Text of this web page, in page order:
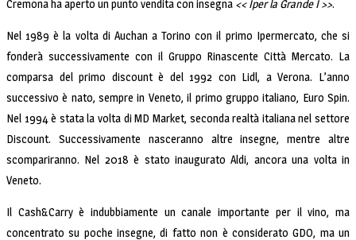
Cremona ha aperto un punto vendita con insegna << Iper la Grande I >>.
Nel 1989 è la volta di Auchan a Torino con il primo Ipermercato, che si
fonderà successivamente con il Gruppo Rinascente Città Mercato. La
comparsa del primo discount è del 1992 con Lidl, a Verona. L’anno
successivo è nato, sempre in Veneto, il primo gruppo italiano, Euro Spin.
Nel 1994 è stata la volta di MD Market, seconda realtà italiana nel settore
Discount. Successivamente nasceranno altre insegne, mentre altre
scompariranno. Nel 2018 è stato inaugurato Aldi, ancora una volta in
Veneto.
Il Cash&Carry è indubbiamente un canale importante per il vino, ma
concentrato su poche insegne, di fatto non è considerato GDO, ma un